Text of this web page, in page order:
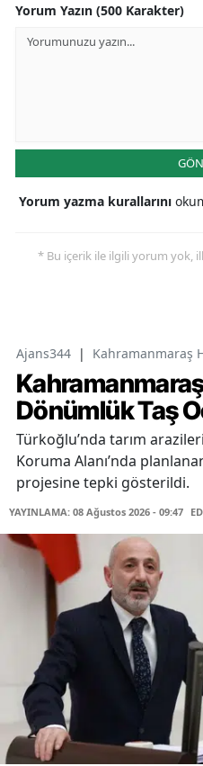
Yorum Yazın (500 Karakter)
Yorum yazma kurallarını
* Bu içerik ile ilgili yorum yok,
Ajans344 | Kahramanmaraş
Dönümlük Taş
Türkoğlu’nda tarım
Koruma Alanı’nda
projesine tepki gösterildi.
YAYINLAMA: 08 Ağustos 2026 - 09:47